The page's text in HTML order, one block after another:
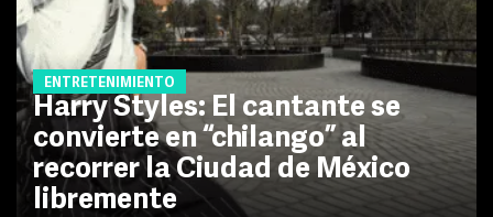
ENTRETENIMIENTO
Harry Styles: El cantante se
convierte en “chilango” al
recorrer la Ciudad de México
libremente